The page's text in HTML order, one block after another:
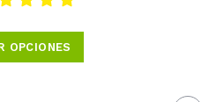
OPCIONES